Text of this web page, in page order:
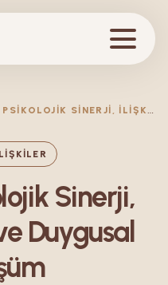
1
+ 1 = 11: PSIKOLOJIK SINERJI, İLIŞKISEL ALAN VE DUYGUSAL DÖNÜŞÜM
Sinerji,
Duygusal